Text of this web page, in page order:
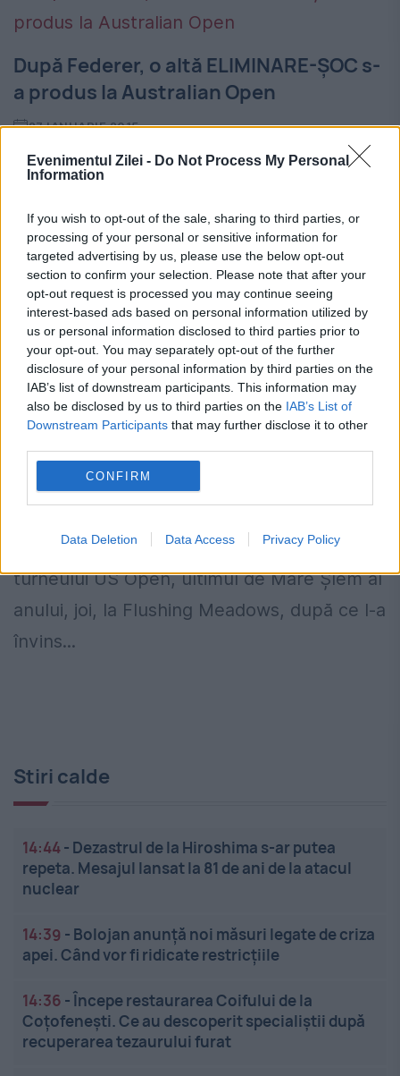
Evenimentul Zilei - Do Not Process My Personal
Information
If you wish to opt-out of the sale, sharing to third parties, or
processing of your personal or sensitive information for
targeted advertising by us, please use the below opt-out
section to confirm your selection. Please note that after your
opt-out request is processed you may continue seeing
interest-based ads based on personal information utilized by
us or personal information disclosed to third parties prior to
your opt-out. You may separately opt-out of the further
disclosure of your personal information by third parties on the
IAB’s list of downstream participants. This information may
also be disclosed by us to third parties on the IAB’s List of
Downstream Participants that may further disclose it to other
CONFIRM
Data Deletion Data Access Privacy Policy
După Federer, o altă ELIMINARE-ȘOC s-
a produs la Australian Open
27 IANUARIE 2015
Cap de serie numărul 3, spaniolul Rafael
sfertuile de finală ale Australian Open, de
cehul Tomas Berdych, cu scorul de 6-2, 6-
0,...
Federer şi Cilic s-au calificat în
semifinalele turneului US Open
5 SEPTEMBRIE 2014
serie nr. 3, s-a calificat în semifinalele
turneului US Open, ultimul de Mare Şlem al
anului, joi, la Flushing Meadows, după ce l-a
învins...
Stiri calde
14:44- Dezastrul de la Hiroshima s-ar putea
repeta. Mesajul lansat la 81 de ani de la atacul
nuclear
14:39 - Bolojan anunță noi măsuri legate de criza
apei. Când vor fi ridicate restricțiile
14:36 -Începe restaurarea Coifului de la
Coțofenești. Ce au descoperit specialiștii după
recuperarea tezaurului furat